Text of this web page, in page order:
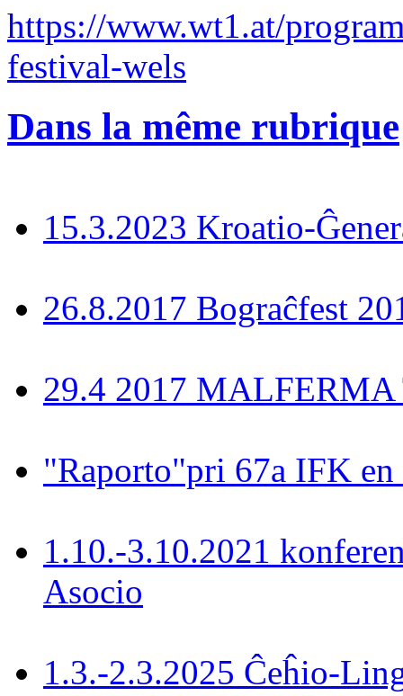
https://www.wt1.at/
festival-wels
Dans la même rubrique
15.3.2023 Kroatio-
26.8.2017 Bograĉfest
29.4 2017
"Raporto"pri 67a IFK
1.10.-3.10.2021
Asocio
1.3.-2.3.2025 Ĉeĥio-